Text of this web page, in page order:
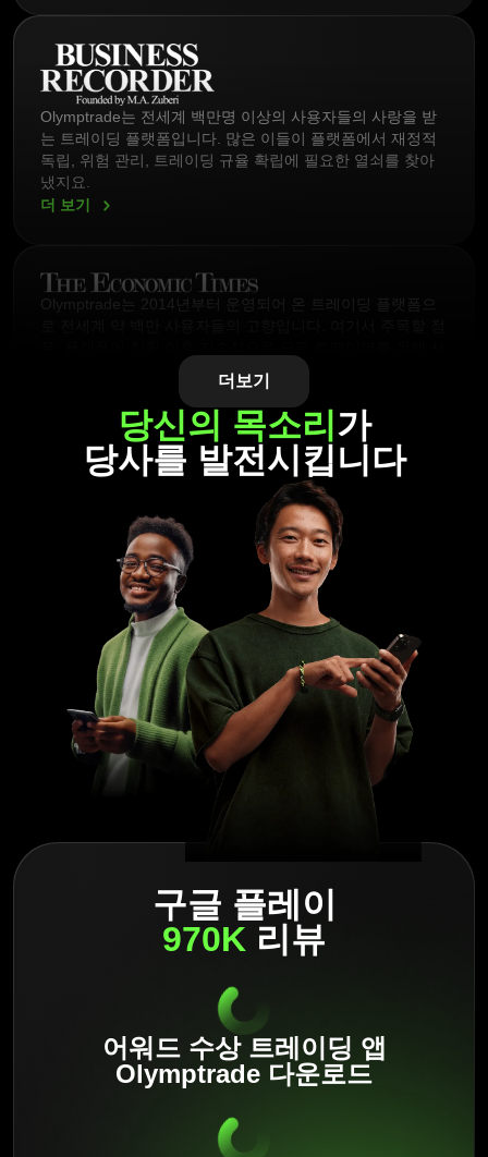
Olymptrade는 트레이딩 전략, 위험 관리, 시장 분석에 대한
교육 웨비나를 개최합니다. 또한, 주요 금융 개념, 시장의 활
동, 위험 관리 전략 등이 설명된 컨텐츠가 제공됩니다.
Olymptrade는 전세계 백만명 이상의 사용자들의 사랑을 받
는 트레이딩 플랫폼입니다. 많은 이들이 플랫폼에서 재정적
독립, 위험 관리, 트레이딩 규율 확립에 필요한 열쇠를 찾아
냈지요.
더 보기
지난 10년간 Olymptrade는 트레이더의 니즈를 최우선시하
며 회원들이 번성할 수 있는 환경을 조성해왔습니다. 플랫폼
Olymptrade는 2014년부터 운영되어 온 트레이딩 플랫폼으
용자 만족에 대한 노력과 집중력을 쏟아내고 있다는 것입니
커뮤니티에 참여하면 트레이딩이 유발하는 감정적인 소모로
인한 스트레스를 훨씬 더 빠르고 효율적으로 해소할 수 있으
며, 거래 과정에서 겪는 어려움을 극복할 수 있습니다. 비슷
한 생각을 가진 사람들과 함께하는 것은 다른 사람들 또한 같
은 문제를 극복하고 있다는 것을 알려주기 때문에, 침착함을
더욱 쉽게 유지하는데 도움이 됩니다. Olymptrade 포럼,
SNS 채널, 또는 인터랙티브 웨비나를 통해 트레이더들은 서
로를 지원하며 기댈 곳을 찾을 수 있습니다.
더보기
당신의 목소리가
당사를 발전시킵니다
구글 플레이
970K 리뷰
어워드 수상 트레이딩 앱
Olymptrade 다운로드